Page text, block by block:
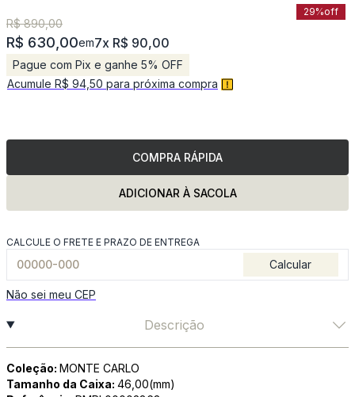
29%off
R$ 890,00
R$ 630,00em7x R$ 90,00
Pague com Pix e ganhe 5% OFF
Acumule R$ 94,50 para próxima compra
COMPRA RÁPIDA
ADICIONAR À SACOLA
CALCULE O FRETE E PRAZO DE ENTREGA
Calcular
Não sei meu CEP
Descrição
Coleção: MONTE CARLO
Tamanho da Caixa: 46,00(mm)